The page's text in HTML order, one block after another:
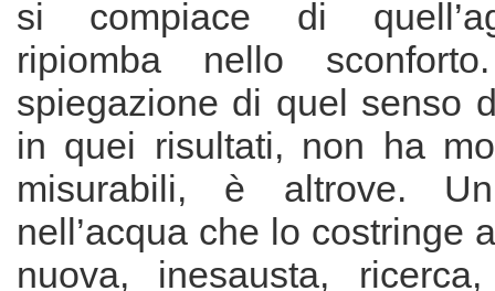
si compiace di
ripiomba nello
spiegazione di quel senso
in quei risultati, non ha
misurabili, è altrove.
nell’acqua che lo costringe
nuova, inesausta,